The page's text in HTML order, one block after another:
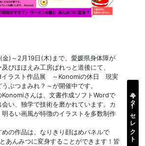
今ネタ
!
セレクト
)～2月19日(木)まで、愛媛県身体障が
びほほえみ工房ぱれっと道後にて、
イラスト作品展 ～Konomiの休日 現実
ぶつまみれ？～が開催中です。
さんは、文書作成ソフトWordで
い、独学で技術を磨かれています。カ
るい画風が特徴のイラストを多数制作
の作品は、なりきり顔はめパネルで
あんみつに変身することができます！皆